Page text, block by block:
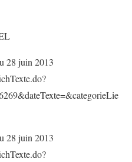
28 juin 2013
28 juin 2013